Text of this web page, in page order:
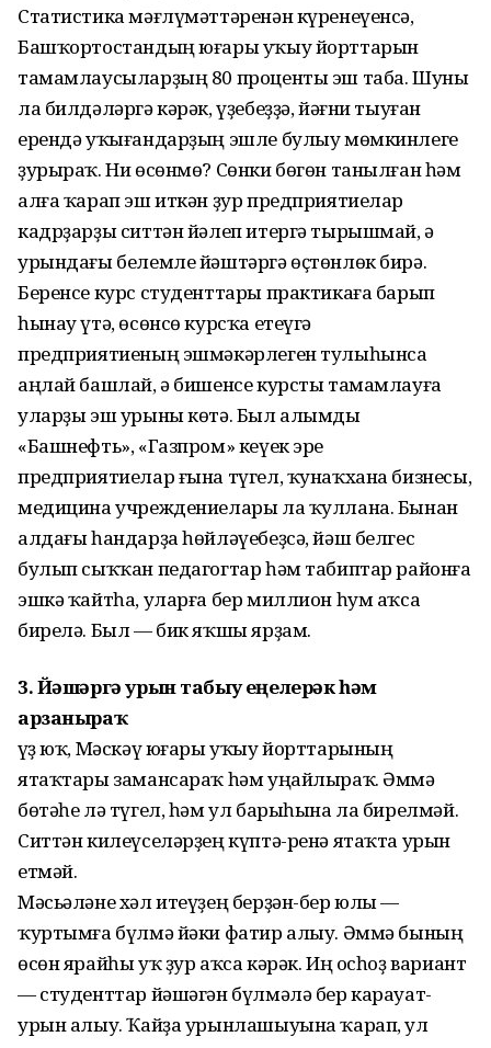
Статистика мәғлүмәттәренән күренеүенсә,
Башҡортостандың юғары уҡыу йорттарын
тамамлаусыларҙың 80 проценты эш таба. Шуны
ла билдәләргә кәрәк, үҙебеҙҙә, йәғни тыуған
ерендә уҡығандарҙың эшле булыу мөмкинлеге
ҙурыраҡ. Ни өсөнмө? Сөнки бөгөн танылған һәм
алға ҡарап эш иткән ҙур предприятиелар
кадрҙарҙы ситтән йәлеп итергә тырышмай, ә
урындағы белемле йәштәргә өҫтөнлөк бирә.
Беренсе курс студенттары практикаға барып
һынау үтә, өсөнсө курсҡа етеүгә
предприятиеның эшмәкәрлеген тулыһынса
аңлай башлай, ә бишенсе курсты тамамлауға
уларҙы эш урыны көтә. Был алымды
«Башнефть», «Газпром» кеүек эре
предприятиелар ғына түгел, ҡунаҡхана бизнесы,
медицина учреждениелары ла ҡуллана. Бынан
алдағы һандарҙа һөйләүебеҙсә, йәш белгес
булып сыҡҡан педагогтар һәм табиптар районға
эшкә ҡайтһа, уларға бер миллион һум аҡса
бирелә. Был — бик яҡшы ярҙам.
3. Йәшәргә урын табыу еңелерәк һәм
арзаныраҡ
Һүҙ юҡ, Мәскәү юғары уҡыу йорттарының
ятаҡтары замансараҡ һәм уңайлыраҡ. Әммә
бөтәһе лә түгел, һәм ул барыһына ла бирелмәй.
Ситтән килеүселәрҙең күптә-ренә ятаҡта урын
етмәй.
Мәсьәләне хәл итеүҙең берҙән-бер юлы —
ҡуртымға бүлмә йәки фатир алыу. Әммә бының
өсөн ярайһы уҡ ҙур аҡса кәрәк. Иң осһоҙ вариант
— студенттар йәшәгән бүлмәлә бер карауат-
урын алыу. Ҡайҙа урынлашыуына ҡарап, ул